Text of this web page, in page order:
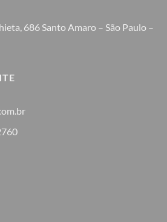
686 Santo Amaro – São Paulo –